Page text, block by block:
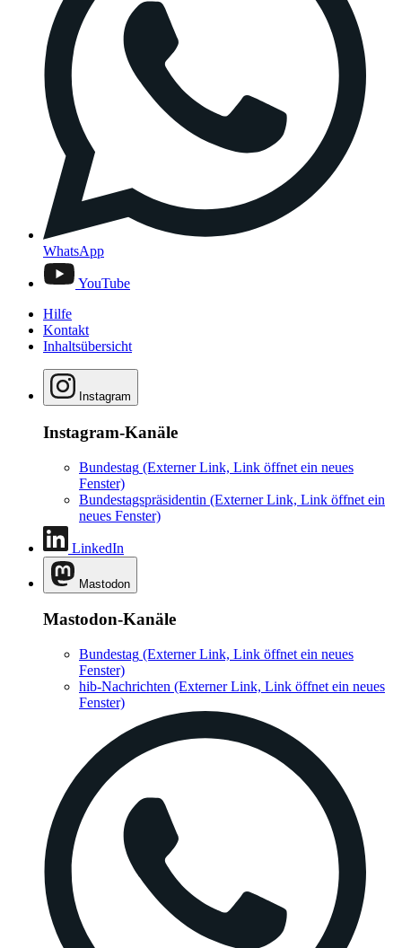
WhatsApp
YouTube
Hilfe
Kontakt
Inhaltsübersicht
Instagram
Instagram-Kanäle
Bundestag (Externer Link, Link öffnet ein neues
Fenster)
Bundestagspräsidentin (Externer Link, Link öffnet ein
neues Fenster)
LinkedIn
Mastodon
Mastodon-Kanäle
Bundestag (Externer Link, Link öffnet ein neues
Fenster)
hib-Nachrichten (Externer Link, Link öffnet ein neues
Fenster)